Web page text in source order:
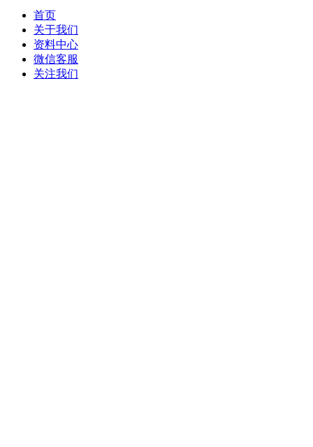
首页
关于我们
资料中心
微信客服
关注我们